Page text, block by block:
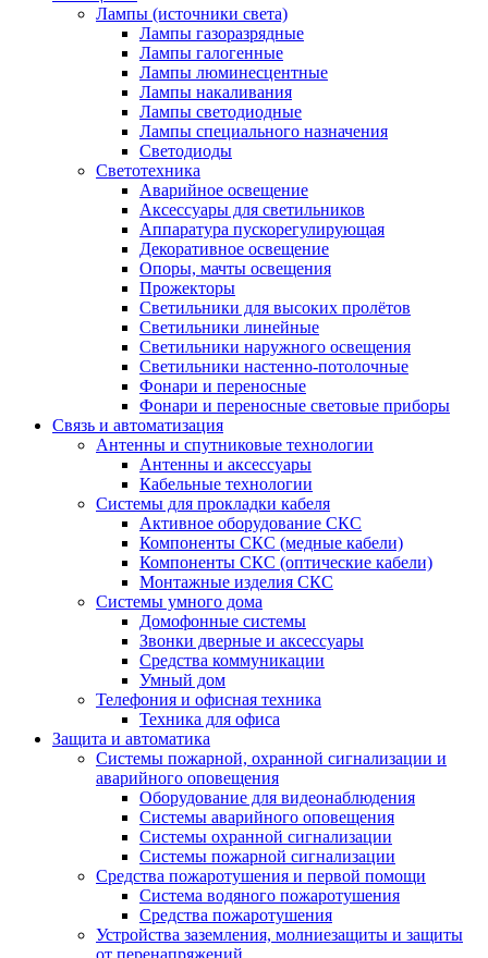
Лампы (источники света)
Лампы газоразрядные
Лампы галогенные
Лампы люминесцентные
Лампы накаливания
Лампы светодиодные
Лампы специального назначения
Светодиоды
Светотехника
Аварийное освещение
Аксессуары для светильников
Аппаратура пускорегулирующая
Декоративное освещение
Опоры, мачты освещения
Прожекторы
Светильники для высоких пролётов
Светильники линейные
Светильники наружного освещения
Светильники настенно-потолочные
Фонари и переносные
Фонари и переносные световые приборы
Связь и автоматизация
Антенны и спутниковые технологии
Антенны и аксессуары
Кабельные технологии
Системы для прокладки кабеля
Активное оборудование СКС
Компоненты СКС (медные кабели)
Компоненты СКС (оптические кабели)
Монтажные изделия СКС
Системы умного дома
Домофонные системы
Звонки дверные и аксессуары
Средства коммуникации
Умный дом
Телефония и офисная техника
Техника для офиса
Защита и автоматика
Системы пожарной, охранной сигнализации и
аварийного оповещения
Оборудование для видеонаблюдения
Системы аварийного оповещения
Системы охранной сигнализации
Системы пожарной сигнализации
Средства пожаротушения и первой помощи
Система водяного пожаротушения
Средства пожаротушения
Устройства заземления, молниезащиты и защиты
от перенапряжений